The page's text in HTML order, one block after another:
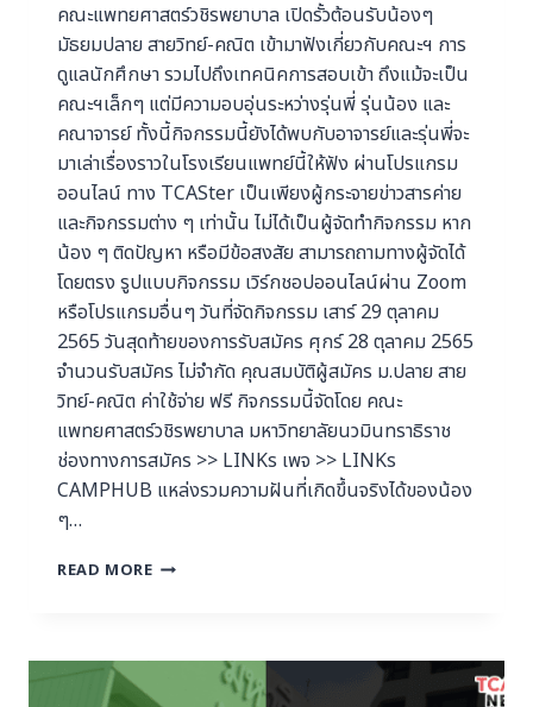
คณะแพทยศาสตร์วชิรพยาบาล เปิดรั้วต้อนรับน้องๆ
มัธยมปลาย สายวิทย์-คณิต เข้ามาฟังเกี่ยวกับคณะฯ การ
ดูแลนักศึกษา รวมไปถึงเทคนิคการสอบเข้า ถึงแม้จะเป็น
คณะฯเล็กๆ แต่มีความอบอุ่นระหว่างรุ่นพี่ รุ่นน้อง และ
คณาจารย์ ทั้งนี้กิจกรรมนี้ยังได้พบกับอาจารย์และรุ่นพี่จะ
มาเล่าเรื่องราวในโรงเรียนแพทย์นี้ให้ฟัง ผ่านโปรแกรม
ออนไลน์ ทาง TCASter เป็นเพียงผู้กระจายข่าวสารค่าย
และกิจกรรมต่าง ๆ เท่านั้น ไม่ได้เป็นผู้จัดทำกิจกรรม หาก
น้อง ๆ ติดปัญหา หรือมีข้อสงสัย สามารถถามทางผู้จัดได้
โดยตรง รูปแบบกิจกรรม เวิร์กชอปออนไลน์ผ่าน Zoom
หรือโปรแกรมอื่นๆ วันที่จัดกิจกรรม เสาร์ 29 ตุลาคม
2565 วันสุดท้ายของการรับสมัคร ศุกร์ 28 ตุลาคม 2565
จำนวนรับสมัคร ไม่จำกัด คุณสมบัติผู้สมัคร ม.ปลาย สาย
วิทย์-คณิต ค่าใช้จ่าย ฟรี กิจกรรมนี้จัดโดย คณะ
แพทยศาสตร์วชิรพยาบาล มหาวิทยาลัยนวมินทราธิราช
ช่องทางการสมัคร >> LINKs เพจ >> LINKs
CAMPHUB แหล่งรวมความฝันที่เกิดขึ้นจริงได้ของน้อง
ๆ…
READ MORE